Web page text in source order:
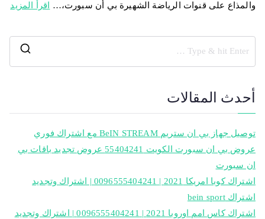
والمذاع على قنوات الرياضة الشهيرة بي أن سبورت،…
اقرأ المزيد
أحدث المقالات
توصيل جهاز بي ان ستريم BeIN STREAM مع اشتراك فوري
عروض بي ان سبورت الكويت 55404241 عروض تجديد باقات بي
ان سبورت
اشتراك كوبا امريكا 2021 | 0096555404241 | اشتراك وتجديد
اشتراك bein sport
اشتراك كاس امم اوروبا 2021 | 0096555404241 | اشتراك وتجديد